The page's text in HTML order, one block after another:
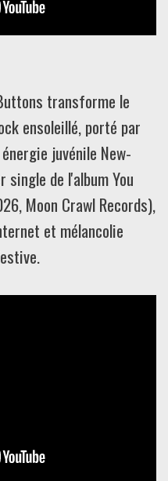
transforme le
ensoleillé, porté par
juvénile New-
de l'album You
Moon Crawl Records),
et mélancolie